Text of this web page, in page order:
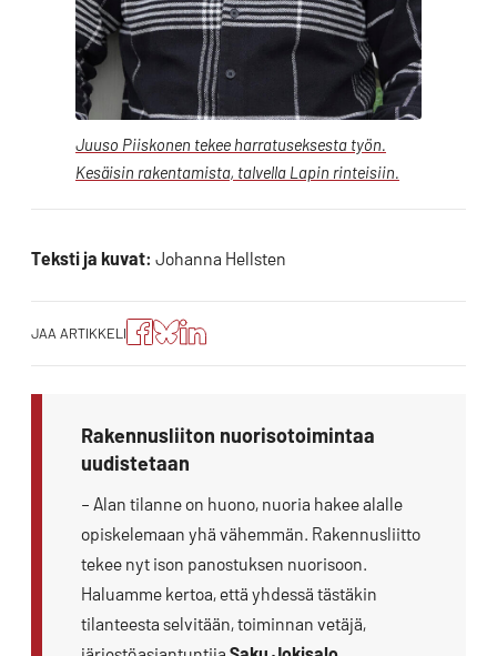
Juuso Piiskonen tekee harratuseksesta työn.
Kesäisin rakentamista, talvella Lapin rinteisiin.
Teksti ja kuvat: Johanna Hellsten
JAA ARTIKKELI
Jaa
artikkeli
Facebookissa
Jaa
artikkeli
Blueskyssa
Jako:
Jaa
artikkeli
Rakennusliiton nuorisotoimintaa
uudistetaan
– Alan tilanne on huono, nuoria hakee alalle
opiskelemaan yhä vähemmän. Rakennusliitto
tekee nyt ison panostuksen nuorisoon.
Haluamme kertoa, että yhdessä tästäkin
tilanteesta selvitään, toiminnan vetäjä,